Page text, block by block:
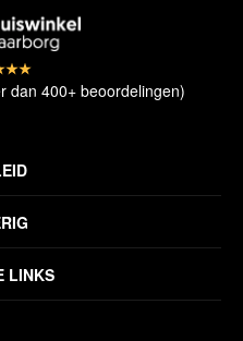
LINKS
dan 400+ beoordelingen)